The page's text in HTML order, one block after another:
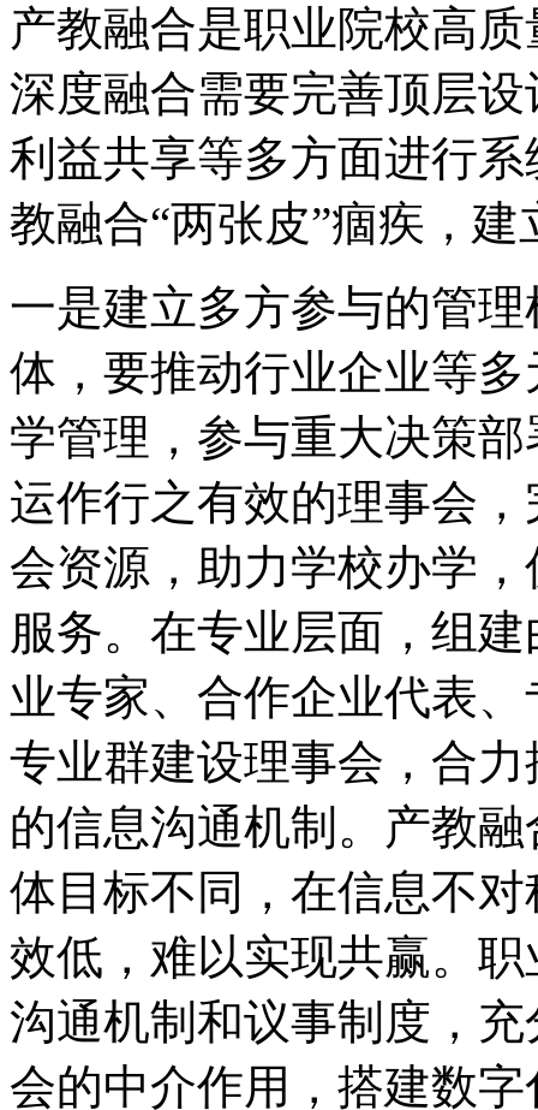
产教融合是职业院校高
深度融合需要完善顶层
利益共享等多方面进行
教融合“两张皮”痼疾，
一是建立多方参与的管
体，要推动行业企业等
学管理，参与重大决策
运作行之有效的理事会
会资源，助力学校办学
服务。在专业层面，组
业专家、合作企业代表
专业群建设理事会，合
的信息沟通机制。产教
体目标不同，在信息不
效低，难以实现共赢。
沟通机制和议事制度，
会的中介作用，搭建数